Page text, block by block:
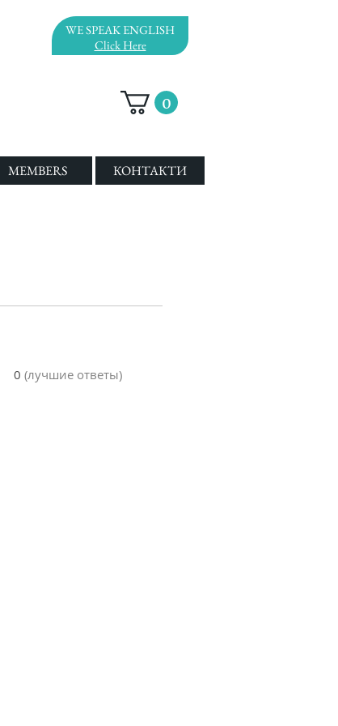
WE SPEAK ENGLISH
Click Here
0
MEMBERS КОНТАКТИ
0 (лучшие ответы)